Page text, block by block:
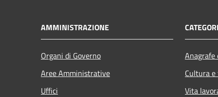
AMMINISTRAZIONE
Organi di Governo
Aree Amministrative
Uffici
Cultura
Vita